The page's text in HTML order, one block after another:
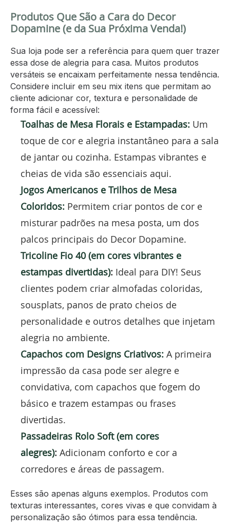
Produtos Que São a Cara do Decor
Dopamine (e da Sua Próxima Venda!)
Sua loja pode ser a referência para quem quer trazer
essa dose de alegria para casa. Muitos produtos
versáteis se encaixam perfeitamente nessa tendência.
Considere incluir em seu mix itens que permitam ao
cliente adicionar cor, textura e personalidade de
forma fácil e acessível:
Toalhas de Mesa Florais e Estampadas: Um
toque de cor e alegria instantâneo para a sala
de jantar ou cozinha. Estampas vibrantes e
cheias de vida são essenciais aqui.
Jogos Americanos e Trilhos de Mesa
Coloridos: Permitem criar pontos de cor e
misturar padrões na mesa posta, um dos
palcos principais do Decor Dopamine.
Tricoline Fio 40 (em cores vibrantes e
estampas divertidas): Ideal para DIY! Seus
clientes podem criar almofadas coloridas,
sousplats, panos de prato cheios de
personalidade e outros detalhes que injetam
alegria no ambiente.
Capachos com Designs Criativos: A primeira
impressão da casa pode ser alegre e
convidativa, com capachos que fogem do
básico e trazem estampas ou frases
divertidas.
Passadeiras Rolo Soft (em cores
alegres): Adicionam conforto e cor a
corredores e áreas de passagem.
Esses são apenas alguns exemplos. Produtos com
texturas interessantes, cores vivas e que convidam à
personalização são ótimos para essa tendência.